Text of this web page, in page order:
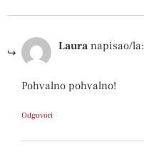
Laura napisao/la:
Pohvalno pohvalno!
Odgovori